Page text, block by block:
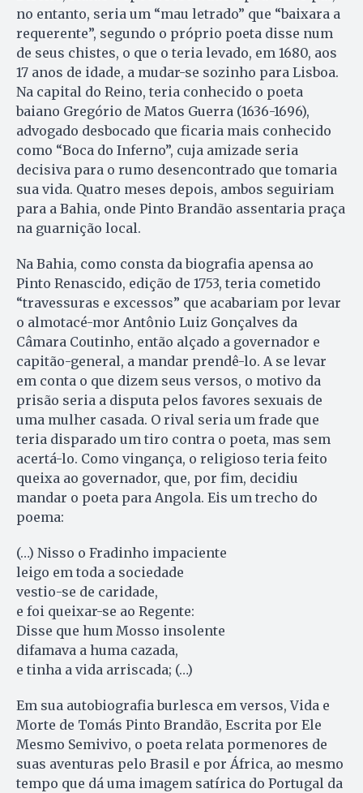
no entanto, seria um “mau letrado” que “baixara a
requerente”, segundo o próprio poeta disse num
de seus chistes, o que o teria levado, em 1680, aos
17 anos de idade, a mudar-se sozinho para Lisboa.
Na capital do Reino, teria conhecido o poeta
baiano Gregório de Matos Guerra (1636-1696),
advogado desbocado que ficaria mais conhecido
como “Boca do Inferno”, cuja amizade seria
decisiva para o rumo desencontrado que tomaria
sua vida. Quatro meses depois, ambos seguiriam
para a Bahia, onde Pinto Brandão assentaria praça
na guarnição local.
Na Bahia, como consta da biografia apensa ao
Pinto Renascido, edição de 1753, teria cometido
“travessuras e excessos” que acabariam por levar
o almotacé-mor Antônio Luiz Gonçalves da
Câmara Coutinho, então alçado a governador e
capitão-general, a mandar prendê-lo. A se levar
em conta o que dizem seus versos, o motivo da
prisão seria a disputa pelos favores sexuais de
uma mulher casada. O rival seria um frade que
teria disparado um tiro contra o poeta, mas sem
acertá-lo. Como vingança, o religioso teria feito
queixa ao governador, que, por fim, decidiu
mandar o poeta para Angola. Eis um trecho do
poema:
(…) Nisso o Fradinho impaciente
leigo em toda a sociedade
vestio-se de caridade,
e foi queixar-se ao Regente:
Disse que hum Mosso insolente
difamava a huma cazada,
e tinha a vida arriscada; (…)
Em sua autobiografia burlesca em versos, Vida e
Morte de Tomás Pinto Brandão, Escrita por Ele
Mesmo Semivivo, o poeta relata pormenores de
suas aventuras pelo Brasil e por África, ao mesmo
tempo que dá uma imagem satírica do Portugal da